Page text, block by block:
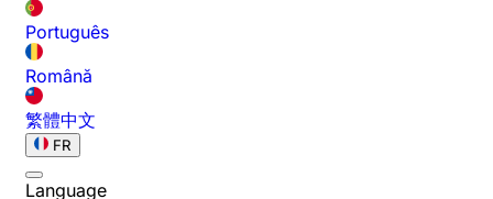
Português
Română
繁體中文
FR
Language